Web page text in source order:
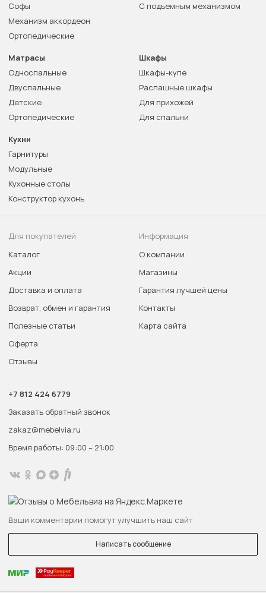
Софы
Механизм аккордеон
Ортопедические
С подъемным механизмом
Матрасы
Односпальные
Двуспальные
Детские
Ортопедические
Шкафы
Шкафы-купе
Распашные шкафы
Для прихожей
Для спальни
Кухни
Гарнитуры
Модульные
Кухонные столы
Конструктор кухонь
Для покупателей
Каталог
Акции
Доставка и оплата
Возврат, обмен и гарантия
Полезные статьи
Оферта
Отзывы
Информация
О компании
Магазины
Гарантия лучшей цены
Контакты
Карта сайта
+7 812 424 6779
Заказать обратный звонок
zakaz@mebelvia.ru
Время работы: 09:00 – 21:00
Ваши комментарии помогут улучшить наш сайт
Написать сообщение